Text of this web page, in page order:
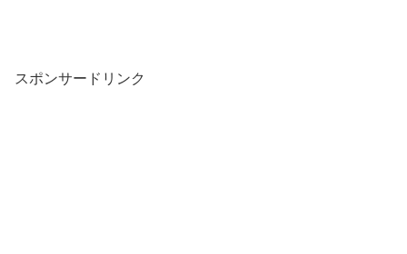
スポンサードリンク